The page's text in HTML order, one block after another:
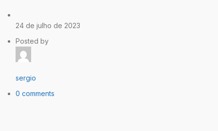
24 de julho de 2023
Posted by
sergio
0 comments